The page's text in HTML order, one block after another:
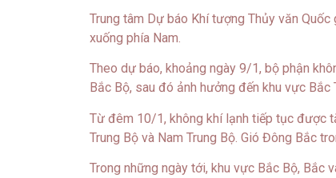
Trung tâm Dự báo Khí tượng Thủy văn
xuống phía Nam.
Theo dự báo, khoảng ngày 9/1, bộ phận
Bắc Bộ, sau đó ảnh hưởng đến khu vực Bắc
Từ đêm 10/1, không khí lạnh tiếp tục được
Trung Bộ và Nam Trung Bộ. Gió Đông Bắc
Trong những ngày tới, khu vực Bắc Bộ, Bắc